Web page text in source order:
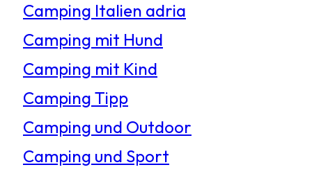
Camping Italien adria
Camping mit Hund
Camping mit Kind
Camping Tipp
Camping und Outdoor
Camping und Sport